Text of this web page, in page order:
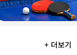
+ 더보기